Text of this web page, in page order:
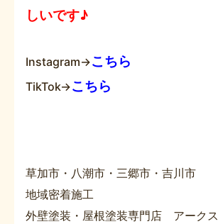
しいです♪
Instagram→こちら
TikTok→こちら
草加市・八潮市・三郷市・吉川市
地域密着施工
外壁塗装・屋根塗装専門店 アークス